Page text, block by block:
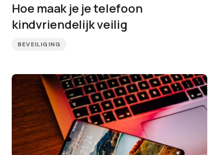
Hoe maak je je telefoon
kindvriendelijk veilig
BEVEILIGING